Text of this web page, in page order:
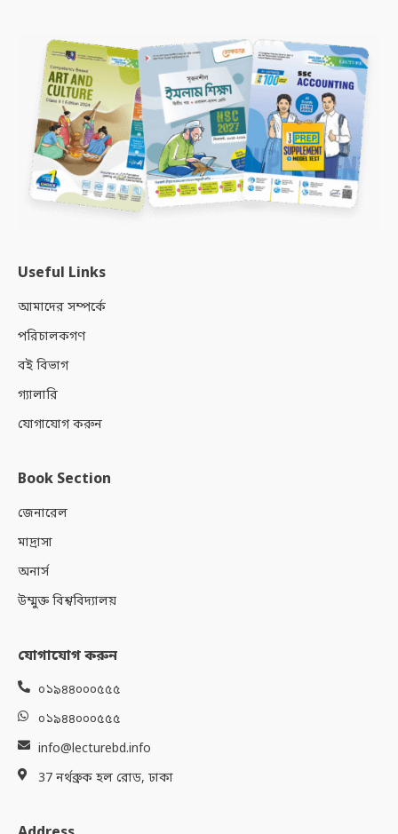
Useful Links
আমাদের সম্পর্কে
পরিচালকগণ
বই বিভাগ
গ্যালারি
যোগাযোগ করুন
Book Section
জেনারেল
মাদ্রাসা
অনার্স
উম্মুক্ত বিশ্ববিদ্যালয়
যোগাযোগ করুন
০১৯৪৪০০০৫৫৫
০১৯৪৪০০০৫৫৫
info@lecturebd.info
37 নর্থব্রুক হল রোড, ঢাকা